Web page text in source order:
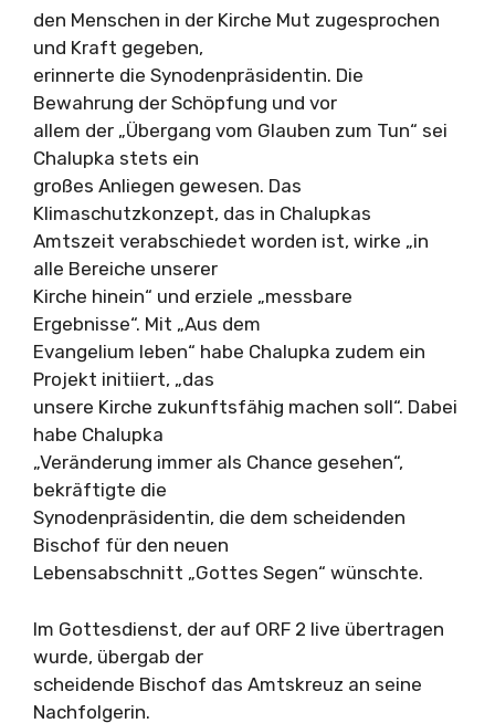
den Menschen in der Kirche Mut zugesprochen
und Kraft gegeben,
erinnerte die Synodenpräsidentin. Die
Bewahrung der Schöpfung und vor
allem der „Übergang vom Glauben zum Tun“ sei
Chalupka stets ein
großes Anliegen gewesen. Das
Klimaschutzkonzept, das in Chalupkas
Amtszeit verabschiedet worden ist, wirke „in
alle Bereiche unserer
Kirche hinein“ und erziele „messbare
Ergebnisse“. Mit „Aus dem
Evangelium leben“ habe Chalupka zudem ein
Projekt initiiert, „das
unsere Kirche zukunftsfähig machen soll“. Dabei
habe Chalupka
„Veränderung immer als Chance gesehen“,
bekräftigte die
Synodenpräsidentin, die dem scheidenden
Bischof für den neuen
Lebensabschnitt „Gottes Segen“ wünschte.
Im Gottesdienst, der auf ORF 2 live übertragen
wurde, übergab der
scheidende Bischof das Amtskreuz an seine
Nachfolgerin.